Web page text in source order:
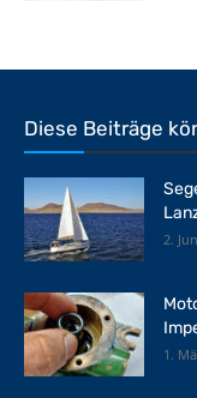
Diese Beiträge
2.
1.